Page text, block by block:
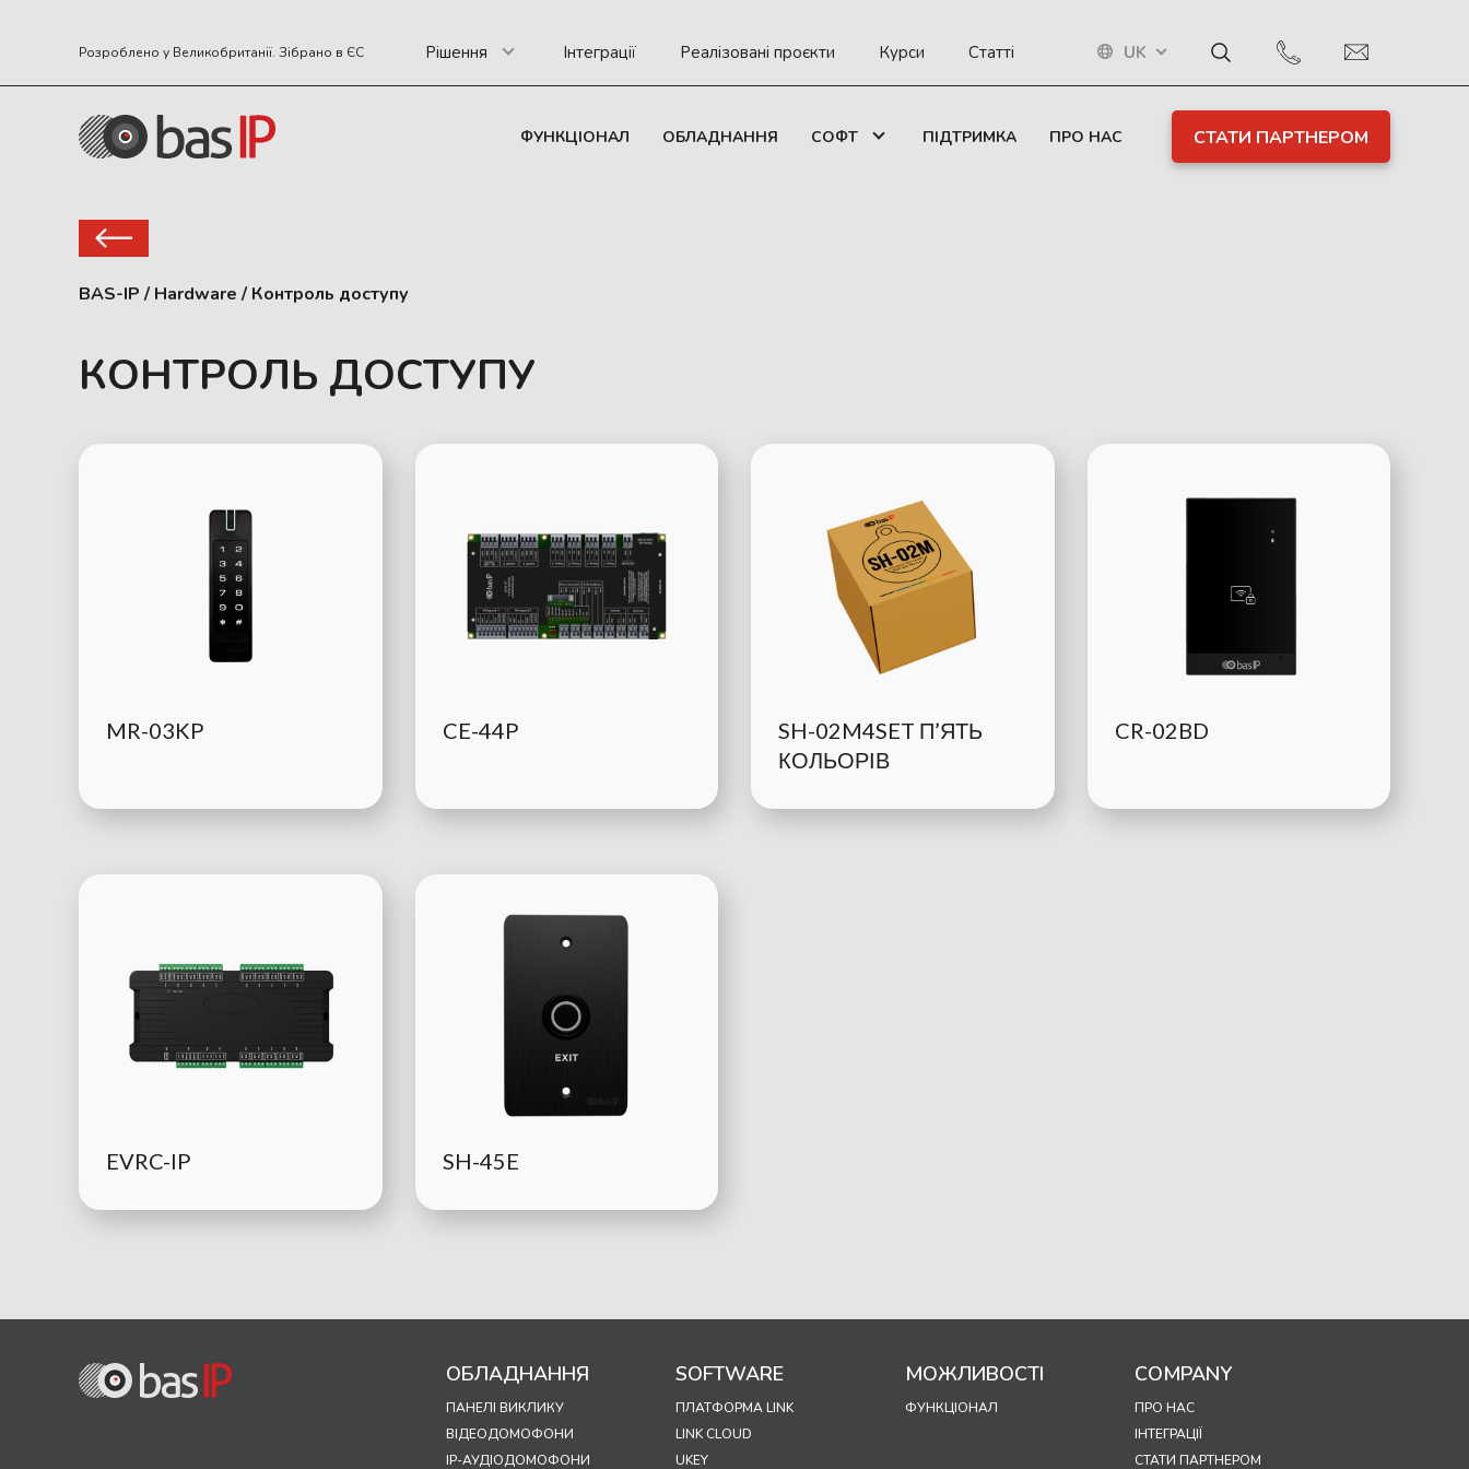
Розроблено у Великобританії. Зібрано в ЄС Рішення Інтеграції Реалізовані проєкти Курси Статті UK
ФУНКЦІОНАЛ ОБЛАДНАННЯ СОФТ ПІДТРИМКА ПРО НАС СТАТИ ПАРТНЕРОМ
BAS-IP / Hardware / Контроль доступу
КОНТРОЛЬ ДОСТУПУ
MR-03KP CE-44P
SH-02M4SET П’ЯТЬ
КОЛЬОРІВ
CR-02BD
EVRC-IP SH-45E
ОБЛАДНАННЯ
ПАНЕЛІ ВИКЛИКУ
ВІДЕОДОМОФОНИ
IP-АУДІОДОМОФОНИ
SOFTWARE
ПЛАТФОРМА LINK
LINK CLOUD
UKEY
МОЖЛИВОСТІ
ФУНКЦІОНАЛ
COMPANY
ПРО НАС
ІНТЕГРАЦІЇ
СТАТИ ПАРТНЕРОМ